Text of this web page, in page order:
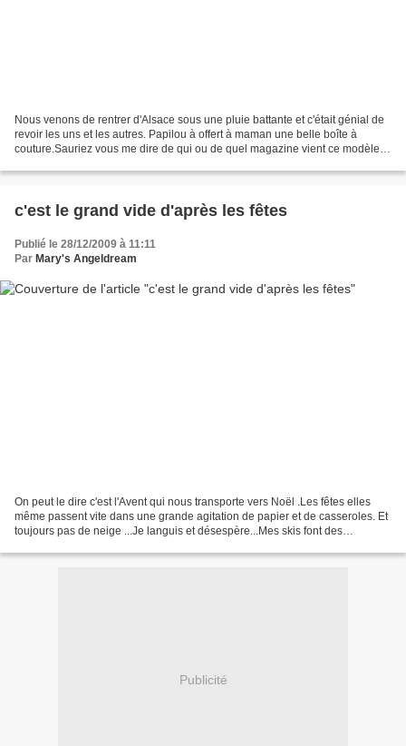
Nous venons de rentrer d'Alsace sous une pluie battante et c'était génial de
revoir les uns et les autres. Papilou à offert à maman une belle boîte à
couture.Sauriez vous me dire de qui ou de quel magazine vient ce modèle?
c'est le grand vide d'après les fêtes
Publié le 28/12/2009 à 11:11
Par Mary's Angeldream
On peut le dire c'est l'Avent qui nous transporte vers Noël .Les fêtes elles
même passent vite dans une grande agitation de papier et de casseroles. Et
toujours pas de neige ...Je languis et désespère...Mes skis font des
Publicité